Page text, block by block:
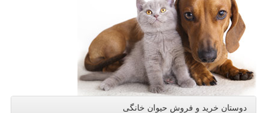
دوستان خرید و فروش حیوان خانگی